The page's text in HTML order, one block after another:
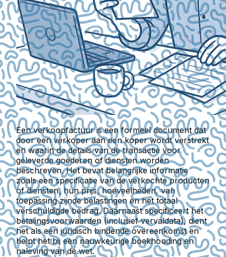
Een verkoopfactuur is een formeel document dat
door een verkoper aan een koper wordt verstrekt
en waarin de details van de transactie voor
geleverde goederen of diensten worden
beschreven. Het bevat belangrijke informatie
zoals een specificatie van de verkochte producten
of diensten, hun prijs, hoeveelheden, van
toepassing zijnde belastingen en het totaal
verschuldigde bedrag. Daarnaast specificeert het
betalingsvoorwaarden (inclusief vervaldata), dient
het als een juridisch bindende overeenkomst en
helpt het bij een nauwkeurige boekhouding en
naleving van de wet.